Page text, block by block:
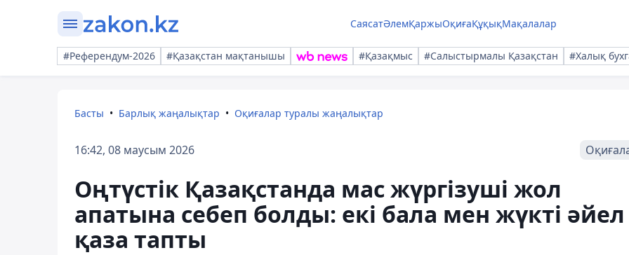
СаясатӘлемҚаржыОқиғаҚұқықМақалалар
#Референдум-2026 #Қазақстан мақтанышы #Қазақмыс #Салыстырмалы Қазақстан #Халық
Басты Барлық жаңалықтар Оқиғалар туралы жаңалықтар
16:42, 08 маусым 2026
Оңтүстік Қазақстанда мас жүргізуші жол
апатына себеп болды: екі бала мен жүкті әйел
қаза тапты